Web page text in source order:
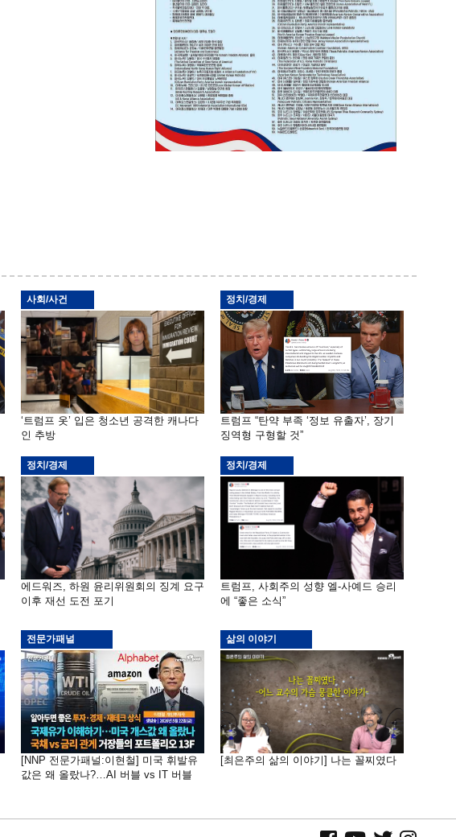
사회/사건
‘트럼프 옷’ 입은 청소년 공격한 캐나다
인 추방
정치/경제
트럼프 “탄약 부족 ‘정보 유출자’, 장기
징역형 구형할 것”
정치/경제
에드워즈, 하원 윤리위원회의 징계 요구
이후 재선 도전 포기
정치/경제
트럼프, 사회주의 성향 엘-사예드 승리
에 “좋은 소식”
전문가패널
[NNP 전문가패널:이현철] 미국 휘발유
값은 왜 올랐나?…AI 버블 vs IT 버블
삶의 이야기
[최은주의 삶의 이야기] 나는 꼴찌였다